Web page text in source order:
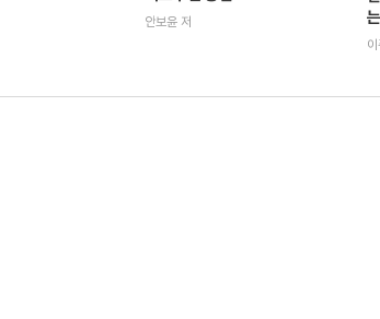
안보윤 저